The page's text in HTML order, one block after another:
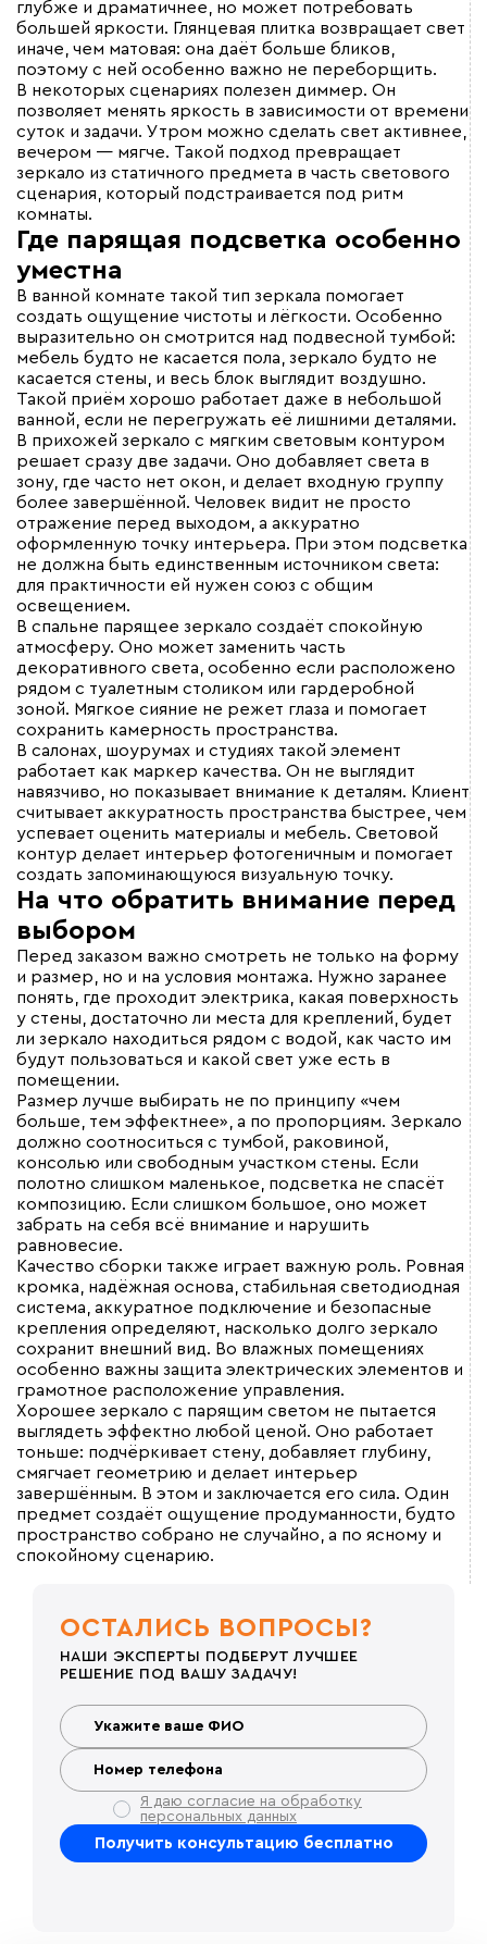
глубже и драматичнее, но может потребовать
большей яркости. Глянцевая плитка возвращает свет
иначе, чем матовая: она даёт больше бликов,
поэтому с ней особенно важно не переборщить.
В некоторых сценариях полезен диммер. Он
позволяет менять яркость в зависимости от времени
суток и задачи. Утром можно сделать свет активнее,
вечером — мягче. Такой подход превращает
зеркало из статичного предмета в часть светового
сценария, который подстраивается под ритм
комнаты.
Где парящая подсветка особенно
уместна
В ванной комнате такой тип зеркала помогает
создать ощущение чистоты и лёгкости. Особенно
выразительно он смотрится над подвесной тумбой:
мебель будто не касается пола, зеркало будто не
касается стены, и весь блок выглядит воздушно.
Такой приём хорошо работает даже в небольшой
ванной, если не перегружать её лишними деталями.
В прихожей зеркало с мягким световым контуром
решает сразу две задачи. Оно добавляет света в
зону, где часто нет окон, и делает входную группу
более завершённой. Человек видит не просто
отражение перед выходом, а аккуратно
оформленную точку интерьера. При этом подсветка
не должна быть единственным источником света:
для практичности ей нужен союз с общим
освещением.
В спальне парящее зеркало создаёт спокойную
атмосферу. Оно может заменить часть
декоративного света, особенно если расположено
рядом с туалетным столиком или гардеробной
зоной. Мягкое сияние не режет глаза и помогает
сохранить камерность пространства.
В салонах, шоурумах и студиях такой элемент
работает как маркер качества. Он не выглядит
навязчиво, но показывает внимание к деталям. Клиент
считывает аккуратность пространства быстрее, чем
успевает оценить материалы и мебель. Световой
контур делает интерьер фотогеничным и помогает
создать запоминающуюся визуальную точку.
На что обратить внимание перед
выбором
Перед заказом важно смотреть не только на форму
и размер, но и на условия монтажа. Нужно заранее
понять, где проходит электрика, какая поверхность
у стены, достаточно ли места для креплений, будет
ли зеркало находиться рядом с водой, как часто им
будут пользоваться и какой свет уже есть в
помещении.
Размер лучше выбирать не по принципу «чем
больше, тем эффектнее», а по пропорциям. Зеркало
должно соотноситься с тумбой, раковиной,
консолью или свободным участком стены. Если
полотно слишком маленькое, подсветка не спасёт
композицию. Если слишком большое, оно может
забрать на себя всё внимание и нарушить
равновесие.
Качество сборки также играет важную роль. Ровная
кромка, надёжная основа, стабильная светодиодная
система, аккуратное подключение и безопасные
крепления определяют, насколько долго зеркало
сохранит внешний вид. Во влажных помещениях
особенно важны защита электрических элементов и
грамотное расположение управления.
Хорошее зеркало с парящим светом не пытается
выглядеть эффектно любой ценой. Оно работает
тоньше: подчёркивает стену, добавляет глубину,
смягчает геометрию и делает интерьер
завершённым. В этом и заключается его сила. Один
предмет создаёт ощущение продуманности, будто
пространство собрано не случайно, а по ясному и
спокойному сценарию.
ОСТАЛИСЬ ВОПРОСЫ?
НАШИ ЭКСПЕРТЫ ПОДБЕРУТ ЛУЧШЕЕ
РЕШЕНИЕ ПОД ВАШУ ЗАДАЧУ!
Я даю согласие на обработку
персональных данных